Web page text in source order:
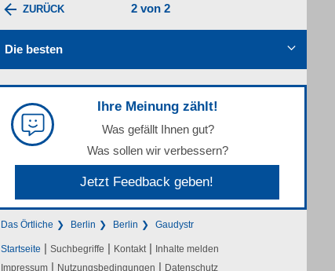
ZURÜCK 2 von 2
Die besten
Ihre Meinung zählt!
Was gefällt Ihnen gut?
Was sollen wir verbessern?
Jetzt Feedback geben!
Das Örtliche Berlin Berlin Gaudystr
Startseite | Suchbegriffe | Kontakt | Inhalte melden
Impressum | Nutzungsbedingungen | Datenschutz